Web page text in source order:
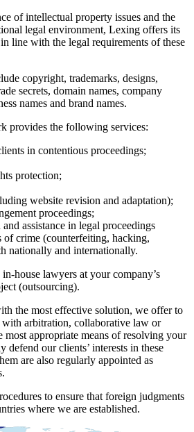
of intellectual property issues and the
legal environment, Lexing offers its
line with the legal requirements of these
copyright, trademarks, designs,
secrets, domain names, company
names and brand names.
provides the following services:
in contentious proceedings;
protection;
website revision and adaptation);
proceedings;
assistance in legal proceedings
of crime (counterfeiting, hacking,
nationally and internationally.
house lawyers at your company’s
(outsourcing).
the most effective solution, we offer to
with arbitration, collaborative law or
most appropriate means of resolving your
defend our clients’ interests in these
are also regularly appointed as
to ensure that foreign judgments
where we are established.